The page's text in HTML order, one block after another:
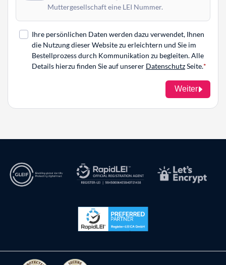
Muttergesellschaft eine LEI Nummer.
Ihre persönlichen Daten werden dazu verwendet, Ihnen
die Nutzung dieser Website zu erleichtern und Sie im
Bestellprozess durch Kommunikation zu begleiten. Alle
Details hierzu finden Sie auf unserer DatenschutzSeite.
Weiter